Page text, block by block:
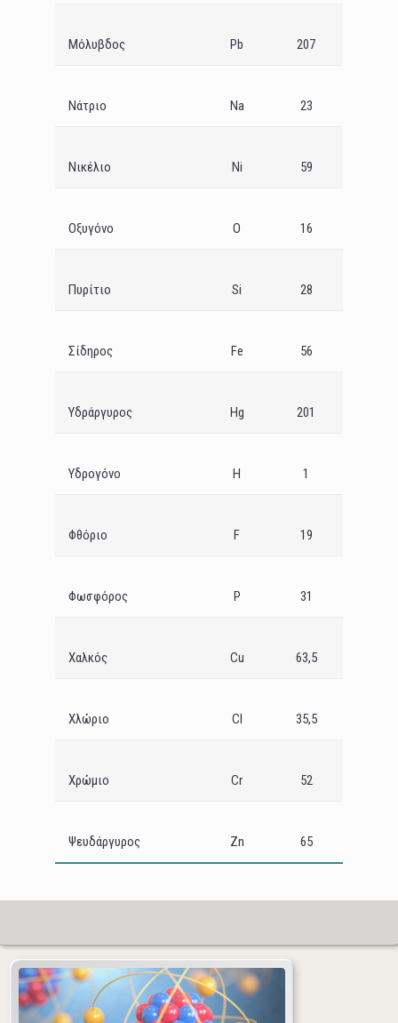
Μόλυβδος Pb 207
Νάτριο Na 23
Νικέλιο Ni 59
Οξυγόνο O 16
Πυρίτιο Si 28
Σίδηρος Fe 56
Υδράργυρος Hg 201
Υδρογόνο H 1
Φθόριο F 19
Φωσφόρος P 31
Χαλκός Cu 63,5
Χλώριο Cl 35,5
Χρώµιο Cr 52
Ψευδάργυρος Zn 65